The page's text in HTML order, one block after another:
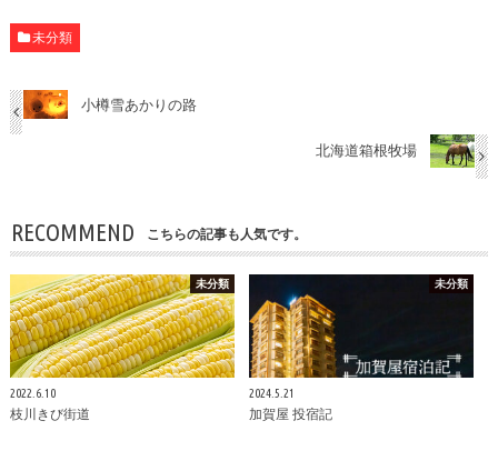
未分類
小樽雪あかりの路
北海道箱根牧場
RECOMMEND こちらの記事も人気です。
未分類
2022.6.10
枝川きび街道
未分類
2024.5.21
加賀屋 投宿記